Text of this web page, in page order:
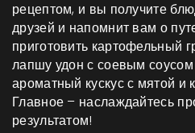
рецептом, и вы получите
друзей и напомнит вам о
приготовить картофельный
лапшу удон с соевым соусом
ароматный кускус с мятой
Главное – наслаждайтесь
результатом!